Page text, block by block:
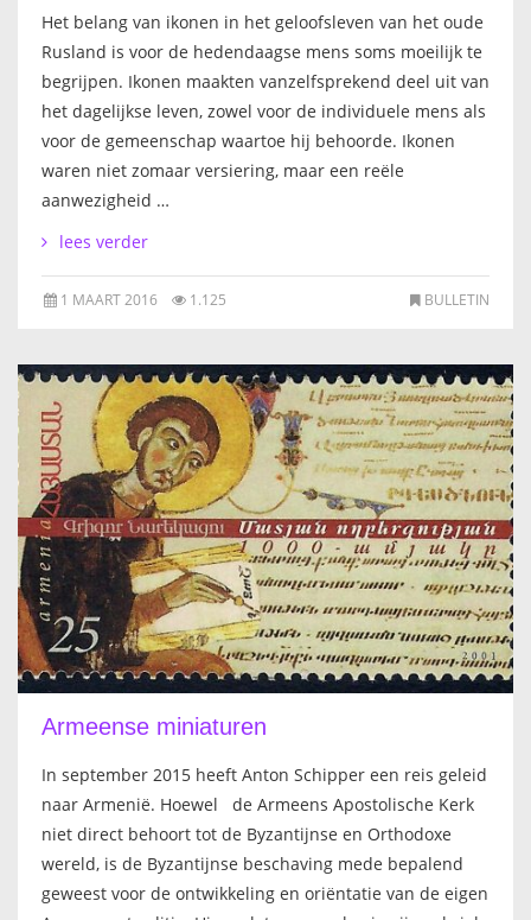
Het belang van ikonen in het geloofsleven van het oude
Rusland is voor de hedendaagse mens soms moeilijk te
begrijpen. Ikonen maakten vanzelfsprekend deel uit van
het dagelijkse leven, zowel voor de individuele mens als
voor de gemeenschap waartoe hij behoorde. Ikonen
waren niet zomaar versiering, maar een reële
aanwezigheid …
lees verder
BULLETIN
1 MAART 2016 1.125
Armeense miniaturen
In september 2015 heeft Anton Schipper een reis geleid
naar Armenië. Hoewel de Armeens Apostolische Kerk
niet direct behoort tot de Byzantijnse en Orthodoxe
wereld, is de Byzantijnse beschaving mede bepalend
geweest voor de ontwikkeling en oriëntatie van de eigen